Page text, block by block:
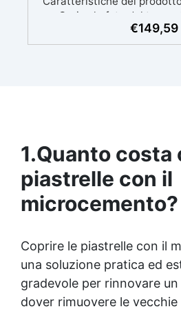
€149,59
1.Quanto costa
piastrelle con il
microcemento?
Coprire le piastrelle con il
una soluzione pratica ed
gradevole per rinnovare
dover rimuovere le